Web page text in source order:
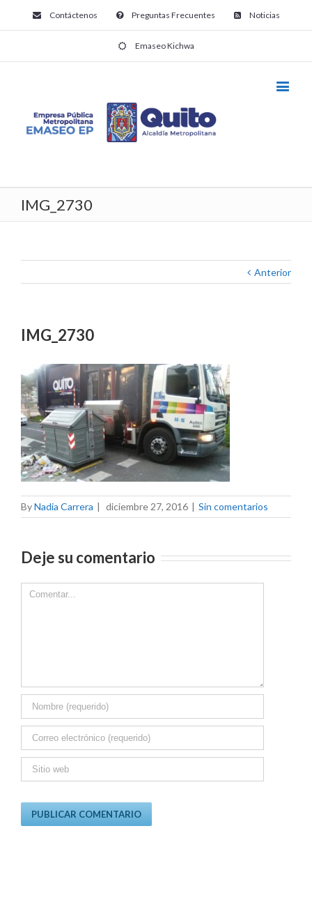
Contáctenos Preguntas Frecuentes Noticias
Emaseo Kichwa
IMG_2730
Anterior
IMG_2730
ByNadia Carrera | diciembre 27, 2016 | Sin comentarios
Deje su comentario
Comment